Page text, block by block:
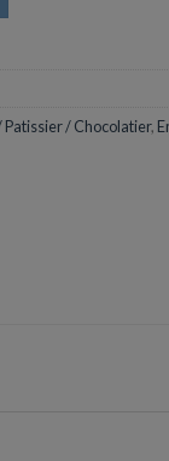
Patissier / Chocolatier,